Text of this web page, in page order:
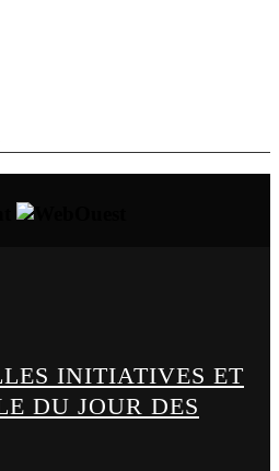
INITIATIVES ET
DU JOUR DES